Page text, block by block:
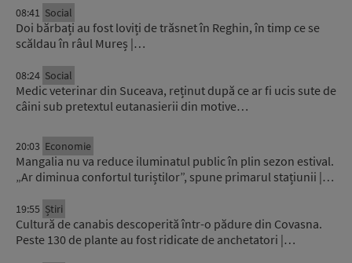
08:41 Social
Doi bărbați au fost loviți de trăsnet în Reghin, în timp ce se
scăldau în râul Mureș |…
08:24 Social
Medic veterinar din Suceava, reținut după ce ar fi ucis sute de
câini sub pretextul eutanasierii din motive…
20:03 Economie
Mangalia nu va reduce iluminatul public în plin sezon estival.
„Ar diminua confortul turiștilor”, spune primarul stațiunii |…
19:55 Știri
Cultură de canabis descoperită într-o pădure din Covasna.
Peste 130 de plante au fost ridicate de anchetatori |…